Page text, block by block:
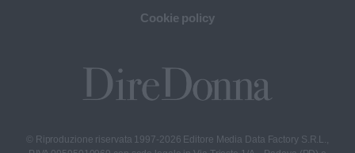
Cookie policy
© Riproduzione riservata 1997-2026 Editore Media Data Factory S.R.L.,